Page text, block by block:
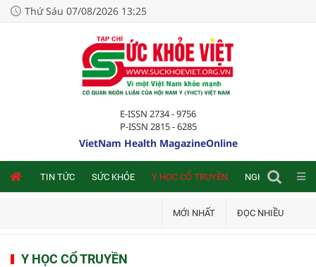
Thứ Sáu 07/08/2026 13:25
E-ISSN 2734 - 9756
P-ISSN 2815 - 6285
VietNam Health MagazineOnline
TIN TỨC SỨC KHỎE Y HỌC CỔ TRUYỀN NGHIÊN CỨU
MỚI NHẤT ĐỌC NHIỀU
Y HỌC CỔ TRUYỀN